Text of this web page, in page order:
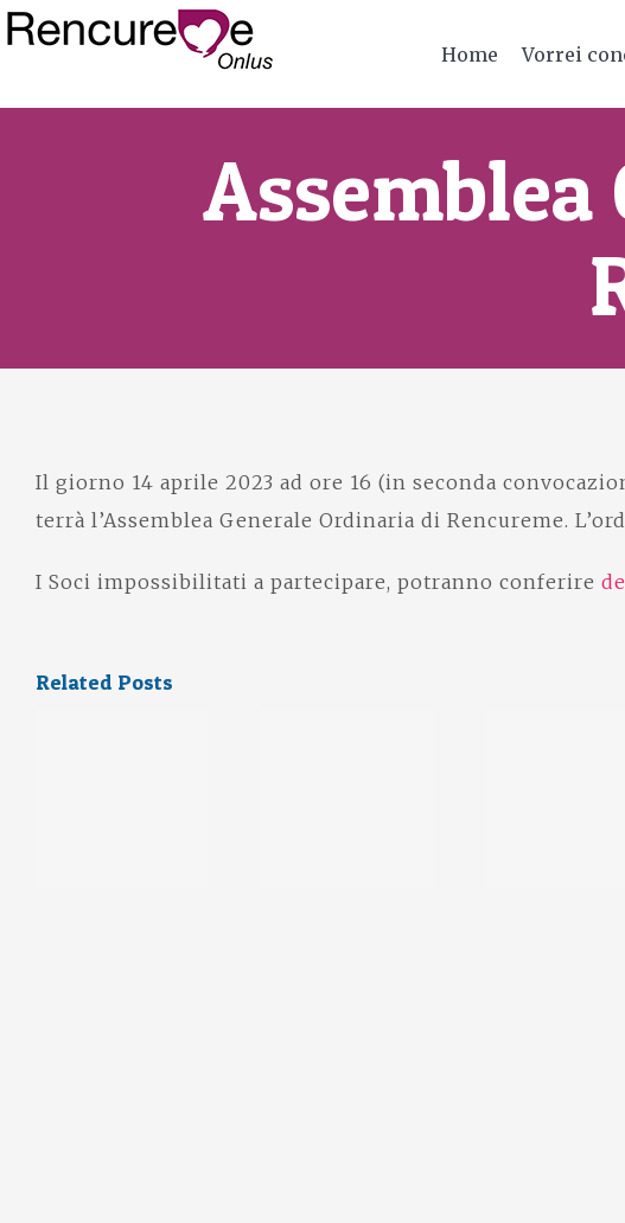
Home Vorrei
Il giorno 14 aprile 2023 ad ore 16 (in seconda
terrà l’Assemblea Generale Ordinaria di Rencureme.
I Soci impossibilitati a partecipare, potranno conferire
Related Posts